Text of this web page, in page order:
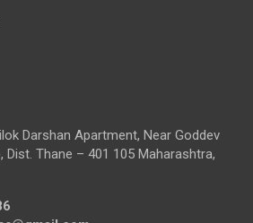
Darshan Apartment, Near Goddev
Dist. Thane – 401 105 Maharashtra,